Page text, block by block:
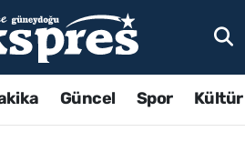
Güncel Spor